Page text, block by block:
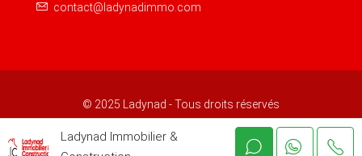
contact@ladynadimmo.com
© 2025 Ladynad - Tous droits réservés
Ladynad Immobilier &